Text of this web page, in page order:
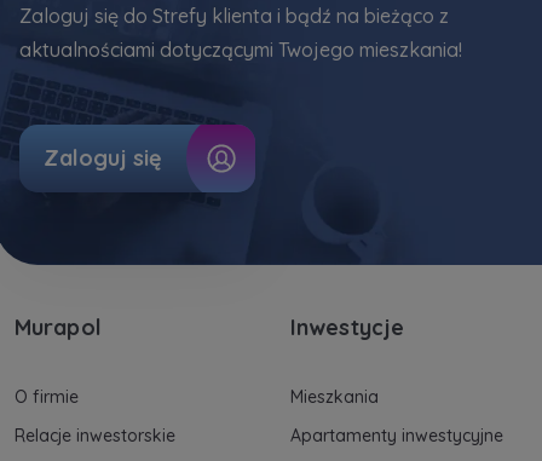
uzasadnionych interesów realizowanych przez
Administratora.
także udostępniane
Twoje dane są współadministrowane przez
spółki z Grupy Kapitałowej Murapol
wPolityce prywatności.
Murapol
O firmie
Relacje inwestorskie
Inwestycje
Mieszkania
Apartamenty inwestycyjne
Zaloguj się do Strefy klienta i bądź na bieżąco z
aktualnościami dotyczącymi Twojego mieszkania!
Zaloguj się